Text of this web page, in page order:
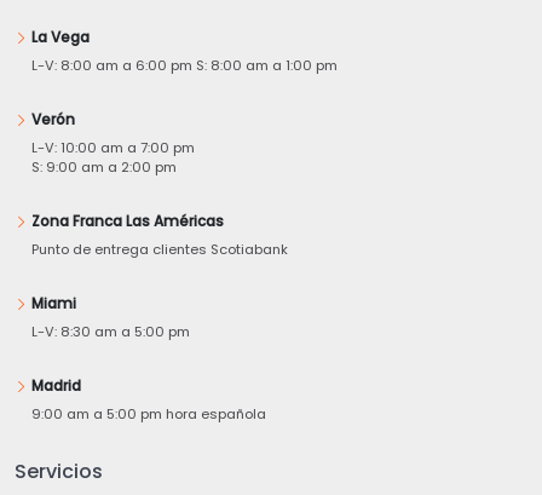
La Vega
L-V: 8:00 am a 6:00 pm S: 8:00 am a 1:00 pm
Verón
L-V: 10:00 am a 7:00 pm
S: 9:00 am a 2:00 pm
Zona Franca Las Américas
Punto de entrega clientes Scotiabank
Miami
L-V: 8:30 am a 5:00 pm
Madrid
9:00 am a 5:00 pm hora española
Servicios